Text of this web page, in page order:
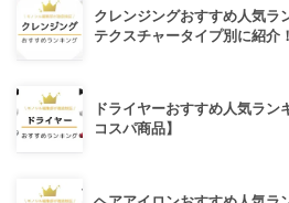
クレンジングおすすめ人気ラ
テクスチャータイプ別に紹介！
ドライヤーおすすめ人気ラン
コスパ商品】